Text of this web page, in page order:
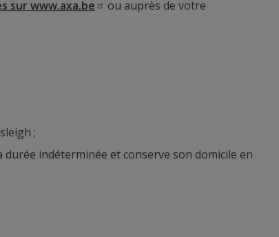
surwww.axa.be
ou auprès de votre
;
durée indéterminée et conserve son domicile en